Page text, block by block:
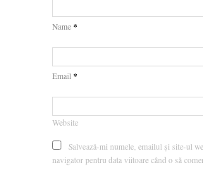
Name *
Email *
Website
Salvează-mi numele, emailul și site-ul
navigator pentru data viitoare când o să